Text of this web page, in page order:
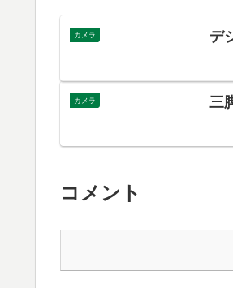
カメラ デ
カメラ 三
コメント